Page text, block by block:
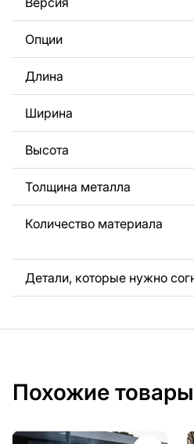
За дополнительную плату
логотип вашей компании или
Если вам нужно, чтобы мы
металла для вас,
Если у вас остались
любое время, мы всегда
Опции
Длина
Ширина
Высота
Толщина металла
Количество материала
Детали, которые нужно
Похожие товары